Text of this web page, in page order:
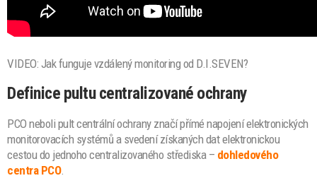
VIDEO: Jak funguje vzdálený monitoring od D.I.SEVEN?
Definice pultu centralizované ochrany
PCO neboli pult centrální ochrany značí přímé napojení elektronických
monitorovacích systémů a svedení získaných dat elektronickou
cestou do jednoho centralizovaného střediska – dohledového
centra PCO.